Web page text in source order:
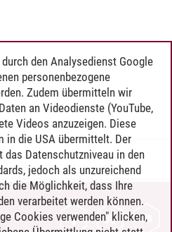
den Analysedienst Google
personenbezogene
Zudem übermitteln wir
an Videodienste (YouTube,
Videos anzuzeigen. Diese
in die USA übermittelt. Der
Datenschutzniveau in den
jedoch als unzureichend
die Möglichkeit, dass Ihre
verarbeitet werden können.
Cookies verwenden" klicken,